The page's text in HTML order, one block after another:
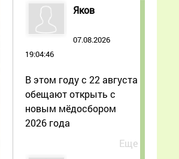
Яков
07.08.2026
19:04:46
В этом году с 22 августа
обещают открыть с
новым мёдосбором
2026 года
Еще